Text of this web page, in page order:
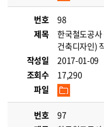
번호
98
제목
한국철도공
건축디자인)
작성일
2017-01-09
조회수
17,290
파일
번호
97